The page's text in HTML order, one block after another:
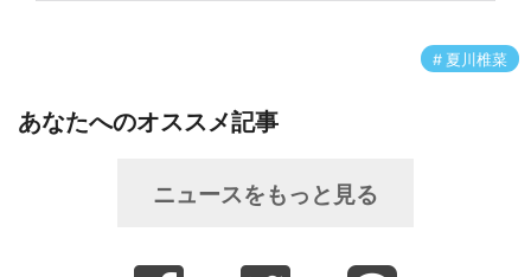
夏川椎菜
あなたへのオススメ記事
ニュースをもっと見る